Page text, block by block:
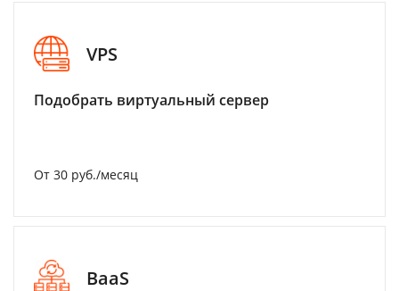
VPS
Подобрать виртуальный сервер
От 30 руб./месяц
BaaS